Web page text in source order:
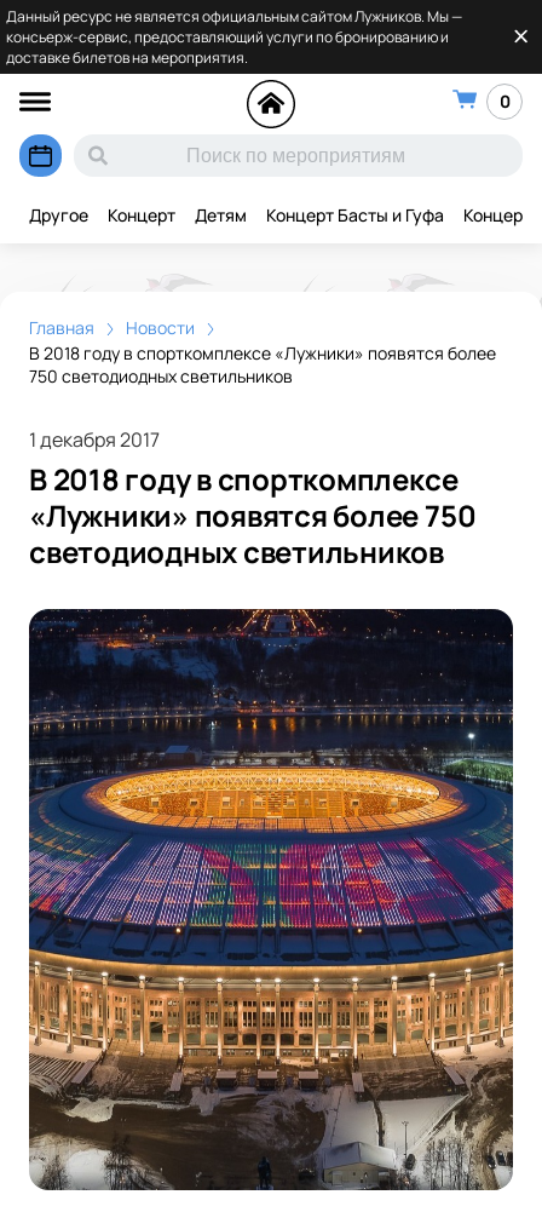
Данный ресурс не является официальным сайтом Лужников. Мы —
консьерж-сервис, предоставляющий услуги по бронированию и
доставке билетов на мероприятия.
0
Другое Концерт Детям Концерт Басты и Гуфа Концерт
Главная
Новости
В 2018 году в спорткомплексе «Лужники» появятся более
750 светодиодных светильников
1 декабря 2017
В 2018 году в спорткомплексе
«Лужники» появятся более 750
светодиодных светильников